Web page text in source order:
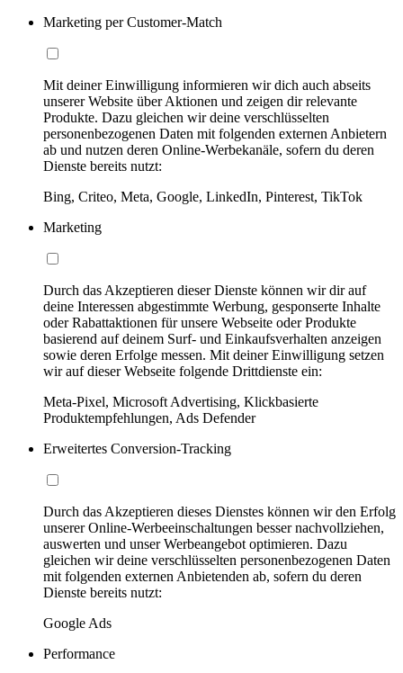
Marketing per Customer-Match
Mit deiner Einwilligung informieren wir dich auch abseits
unserer Website über Aktionen und zeigen dir relevante
Produkte. Dazu gleichen wir deine verschlüsselten
personenbezogenen Daten mit folgenden externen Anbietern
ab und nutzen deren Online-Werbekanäle, sofern du deren
Dienste bereits nutzt:
Bing, Criteo, Meta, Google, LinkedIn, Pinterest, TikTok
Marketing
Durch das Akzeptieren dieser Dienste können wir dir auf
deine Interessen abgestimmte Werbung, gesponserte Inhalte
oder Rabattaktionen für unsere Webseite oder Produkte
basierend auf deinem Surf- und Einkaufsverhalten anzeigen
sowie deren Erfolge messen. Mit deiner Einwilligung setzen
wir auf dieser Webseite folgende Drittdienste ein:
Meta-Pixel, Microsoft Advertising, Klickbasierte
Produktempfehlungen, Ads Defender
Erweitertes Conversion-Tracking
Durch das Akzeptieren dieses Dienstes können wir den Erfolg
unserer Online-Werbeeinschaltungen besser nachvollziehen,
auswerten und unser Werbeangebot optimieren. Dazu
gleichen wir deine verschlüsselten personenbezogenen Daten
mit folgenden externen Anbietenden ab, sofern du deren
Dienste bereits nutzt:
Google Ads
Performance